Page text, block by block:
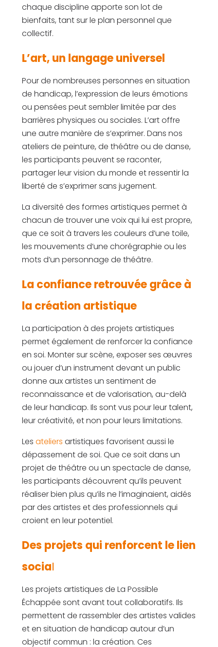
chaque discipline apporte son lot de
bienfaits, tant sur le plan personnel que
collectif.
L’art, un langage universel
Pour de nombreuses personnes en situation
de handicap, l’expression de leurs émotions
ou pensées peut sembler limitée par des
barrières physiques ou sociales. L’art offre
une autre manière de s’exprimer. Dans nos
ateliers de peinture, de théâtre ou de danse,
les participants peuvent se raconter,
partager leur vision du monde et ressentir la
liberté de s’exprimer sans jugement.
La diversité des formes artistiques permet à
chacun de trouver une voix qui lui est propre,
que ce soit à travers les couleurs d’une toile,
les mouvements d’une chorégraphie ou les
mots d’un personnage de théâtre.
La confiance retrouvée grâce à
la création artistique
La participation à des projets artistiques
permet également de renforcer la confiance
en soi. Monter sur scène, exposer ses œuvres
ou jouer d’un instrument devant un public
donne aux artistes un sentiment de
reconnaissance et de valorisation, au-delà
de leur handicap. Ils sont vus pour leur talent,
leur créativité, et non pour leurs limitations.
Les ateliers artistiques favorisent aussi le
dépassement de soi. Que ce soit dans un
projet de théâtre ou un spectacle de danse,
les participants découvrent qu’ils peuvent
réaliser bien plus qu’ils ne l’imaginaient, aidés
par des artistes et des professionnels qui
croient en leur potentiel.
Des projets qui renforcent le lien
social
Les projets artistiques de La Possible
Échappée sont avant tout collaboratifs. Ils
permettent de rassembler des artistes valides
et en situation de handicap autour d’un
objectif commun : la création. Ces